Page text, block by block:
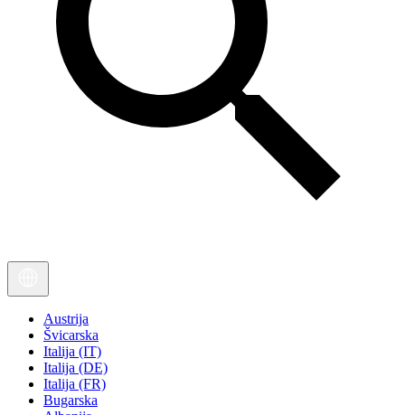
Austrija
Švicarska
Italija (IT)
Italija (DE)
Italija (FR)
Bugarska